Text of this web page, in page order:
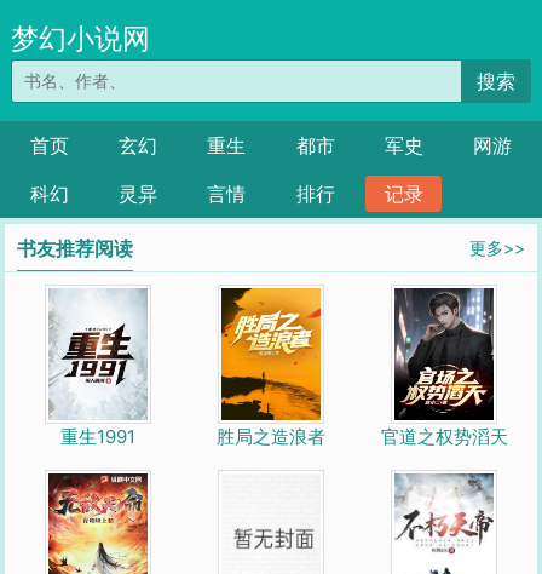
梦幻小说网
搜索
首页 玄幻 重生 都市 军史
网游
科幻
灵异 言情 排行 记录
书友推荐阅读 更多>>
重生1991 胜局之造浪者 官道之权势滔天